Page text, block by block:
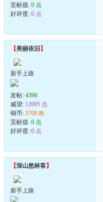
贡献值: 0 点
好评度: 0 点
【美丽依旧 】
新手上路
发帖: 4398
威望: 12095 点
铜币: 3708 枚
贡献值: 0 点
好评度: 0 点
【深山悠林客】
新手上路